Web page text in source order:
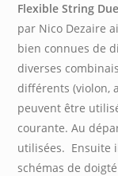
Flexible String
par Nico Dezaire
bien connues de
diverses
différents (violon,
peuvent être
courante. Au
utilisées. Ensuite
schémas de